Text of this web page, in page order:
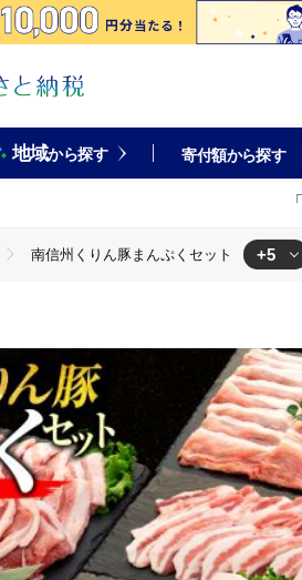
地域から探す 寄付額から探す
南信州くりん豚まんぷくセット +5
焼肉(豚肉) 南信州くりん豚まんぷくセ